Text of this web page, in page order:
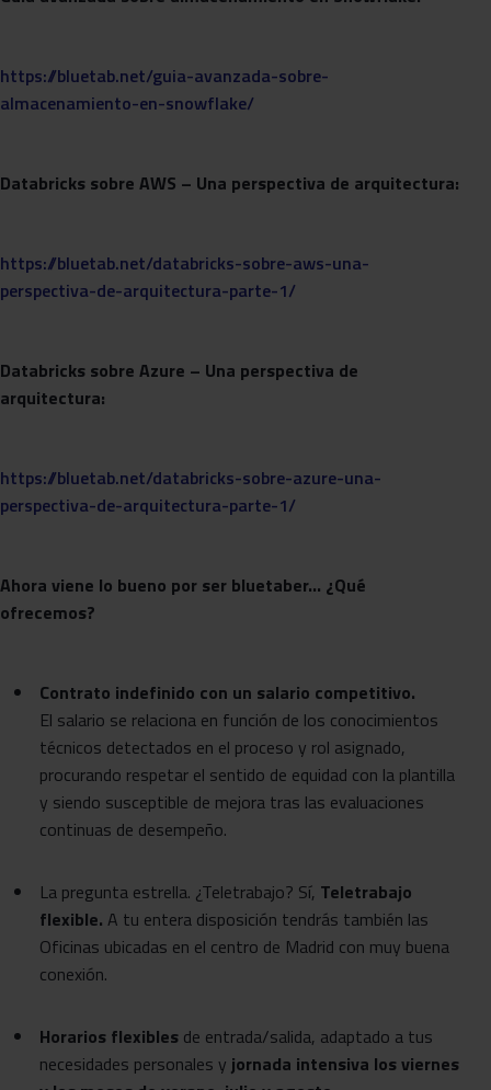
https://bluetab.net/guia-avanzada-sobre-
almacenamiento-en-snowflake/
Databricks sobre AWS – Una perspectiva de arquitectura:
https://bluetab.net/databricks-sobre-aws-una-
perspectiva-de-arquitectura-parte-1/
Databricks sobre Azure – Una perspectiva de
arquitectura:
https://bluetab.net/databricks-sobre-azure-una-
perspectiva-de-arquitectura-parte-1/
Ahora viene lo bueno por ser bluetaber… ¿Qué
ofrecemos?
Contrato indefinido con un salario competitivo.
El salario se relaciona en función de los conocimientos
técnicos detectados en el proceso y rol asignado,
procurando respetar el sentido de equidad con la plantilla
y siendo susceptible de mejora tras las evaluaciones
continuas de desempeño.
La pregunta estrella. ¿Teletrabajo? Sí, Teletrabajo
flexible. A tu entera disposición tendrás también las
Oficinas ubicadas en el centro de Madrid con muy buena
conexión.
Horarios flexibles de entrada/salida, adaptado a tus
necesidades personales y jornada intensiva los viernes